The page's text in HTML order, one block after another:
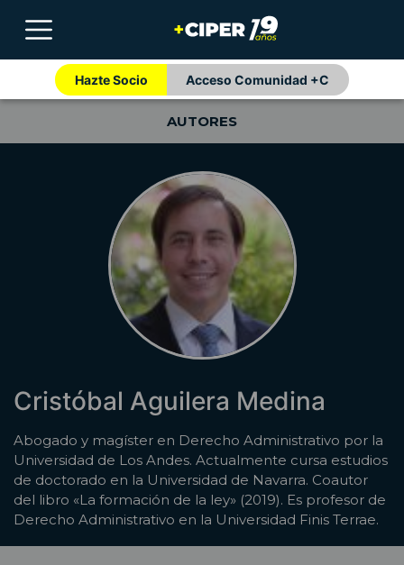
Hazte Socio Acceso Comunidad +C
AUTORES
Cristóbal Aguilera Medina
Abogado y magíster en Derecho Administrativo por la
Universidad de Los Andes. Actualmente cursa estudios
de doctorado en la Universidad de Navarra. Coautor
del libro «La formación de la ley» (2019). Es profesor de
Derecho Administrativo en la Universidad Finis Terrae.